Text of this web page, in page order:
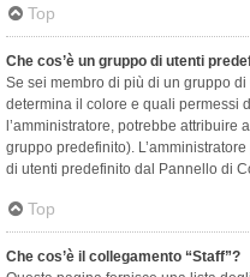
Top
Che cos’è un gruppo di utenti
Se sei membro di più di un gruppo
determina il colore e quali permessi
l’amministratore, potrebbe attribuire
gruppo predefinito).
di utenti predefinito dal Pannello di
Top
Che cos’è il collegamento “Staff”?